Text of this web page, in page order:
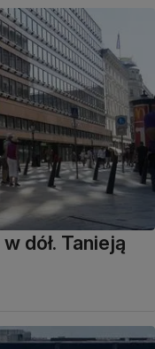
dół. Tanieją